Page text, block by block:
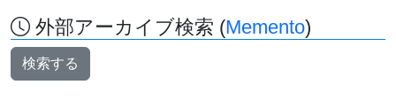
外部アーカイブ検索 (Memento)
検索する